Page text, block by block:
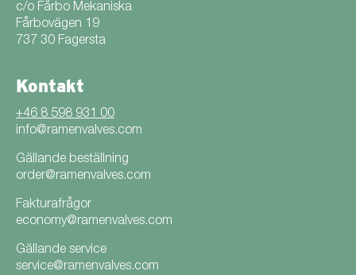
c/o Fårbo Mekaniska
Fårbovägen 19
737 30 Fagersta
Kontakt
+46 8 598 931 00
info@ramenvalves.com
Gällande beställning
order@ramenvalves.com
Fakturafrågor
economy@ramenvalves.com
Gällande service
service@ramenvalves.com